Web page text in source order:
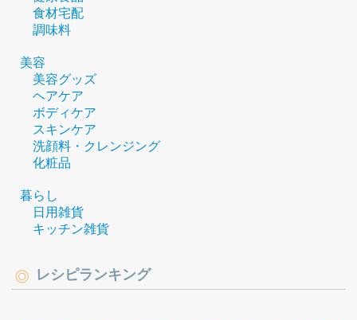
食材宅配
調味料
美容
美容グッズ
ヘアケア
ボディケア
スキンケア
洗顔料・クレンジング
化粧品
暮らし
日用雑貨
キッチン雑貨
レシピランキング